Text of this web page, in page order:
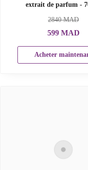
extrait de parfum -
2840MAD
599MAD
Acheter